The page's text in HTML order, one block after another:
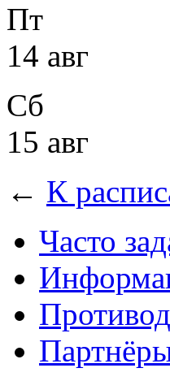
Пт
14 авг
Сб
15 авг
← К
Часто